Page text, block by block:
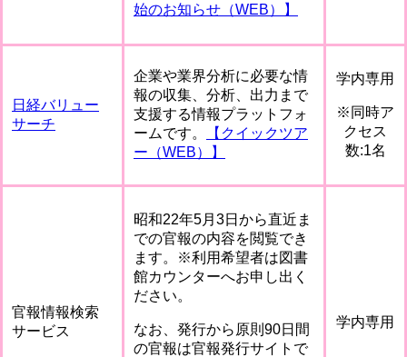
始のお知らせ（WEB）】
日経バリュー
サーチ
企業や業界分析に必要な情
報の収集、分析、出力まで
支援する情報プラットフォ
ームです。
【クイックツア
ー（WEB）】
学内専用
※同時ア
クセス
数:1名
官報情報検索
サービス
昭和22年5月3日から直近ま
での官報の内容を閲覧でき
ます。※利用希望者は図書
館カウンターへお申し出く
ださい。
なお、発行から原則90日間
の官報は官報発行サイトで
学内専用